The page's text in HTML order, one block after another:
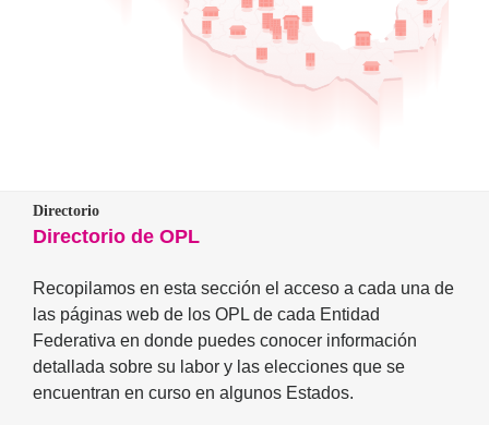
Directorio
Directorio de OPL
Recopilamos en esta sección el acceso a cada una de
las páginas web de los OPL de cada Entidad
Federativa en donde puedes conocer información
detallada sobre su labor y las elecciones que se
encuentran en curso en algunos Estados.